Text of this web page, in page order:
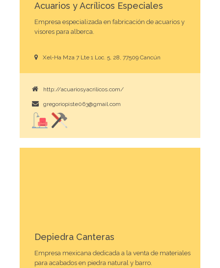
Acuarios y Acrílicos Especiales
Empresa especializada en fabricación de acuarios y
visores para alberca.
Xel-Ha Mza 7 Lte 1 Loc. 5, 28, 77509 Cancún
http://acuariosyacrilicos.com/
gregoriopiste063@gmail.com
Depiedra Canteras
Empresa mexicana dedicada a la venta de materiales
para acabados en piedra natural y barro.